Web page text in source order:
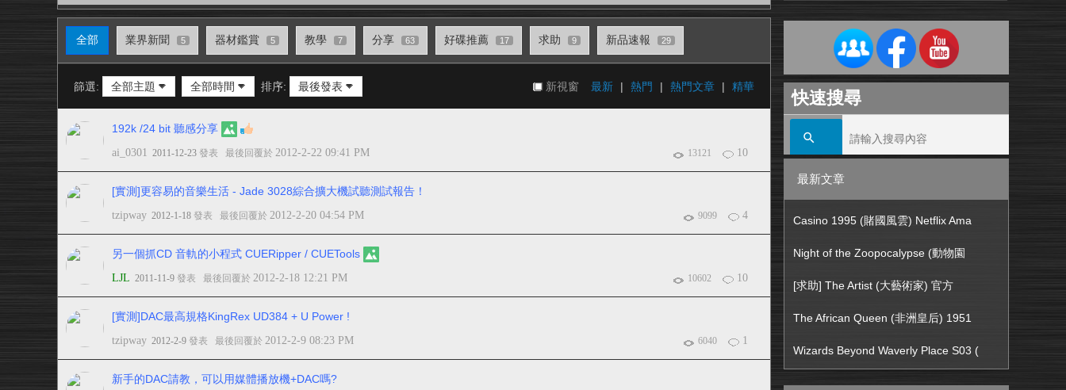
全部 業界新聞 5 器材鑑賞 5 教學 7 分享 63 好碟推薦 17 求助 9 新品速報 29
最新 | 熱門 | 熱門文章 | 精華
新視窗
篩選: 全部主題 全部時間 排序: 最後發表
192k /24 bit 聽感分享
13121 10
ai_0301 2011-12-23 發表 最後回覆於 2012-2-22 09:41 PM
[實測]更容易的音樂生活 - Jade 3028綜合擴大機試聽測試報告！
9099 4
tzipway 2012-1-18 發表 最後回覆於 2012-2-20 04:54 PM
另一個抓CD 音軌的小程式 CUERipper / CUETools
10602 10
LJL 2011-11-9 發表 最後回覆於 2012-2-18 12:21 PM
[實測]DAC最高規格KingRex UD384 + U Power !
6040 1
tzipway 2012-2-9 發表 最後回覆於 2012-2-9 08:23 PM
新手的DAC請教，可以用媒體播放機+DAC嗎?
快速搜尋
最新文章
Casino 1995 (賭國風雲) Netflix Ama
Night of the Zoopocalypse (動物園
[求助] The Artist (大藝術家) 官方
The African Queen (非洲皇后) 1951
Wizards Beyond Waverly Place S03 (